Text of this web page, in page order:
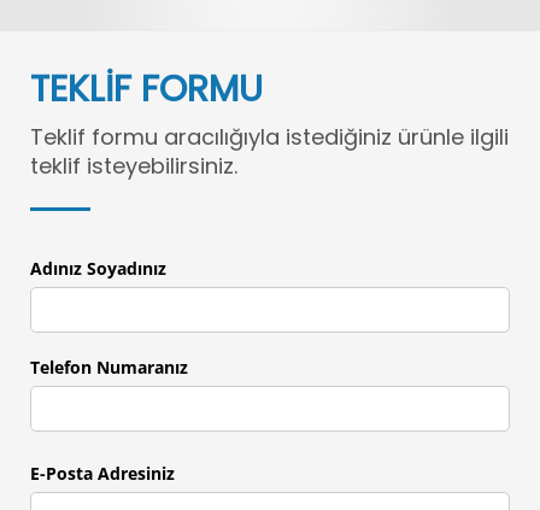
TEKLİF FORMU
Teklif formu aracılığıyla istediğiniz ürünle ilgili
teklif isteyebilirsiniz.
Adınız Soyadınız
Telefon Numaranız
E-Posta Adresiniz